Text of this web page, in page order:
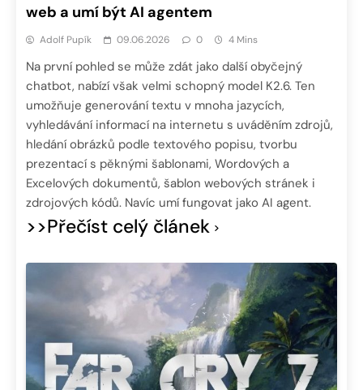
web a umí být AI agentem
Adolf Pupík 09.06.2026 0 4 Mins
Na první pohled se může zdát jako další obyčejný
chatbot, nabízí však velmi schopný model K2.6. Ten
umožňuje generování textu v mnoha jazycích,
vyhledávání informací na internetu s uváděním zdrojů,
hledání obrázků podle textového popisu, tvorbu
prezentací s pěknými šablonami, Wordových a
Excelových dokumentů, šablon webových stránek i
zdrojových kódů. Navíc umí fungovat jako AI agent.
>>Přečíst celý článek